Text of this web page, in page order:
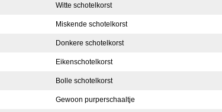
Witte schotelkorst
Miskende schotelkorst
Donkere schotelkorst
Eikenschotelkorst
Bolle schotelkorst
Gewoon purperschaaltje